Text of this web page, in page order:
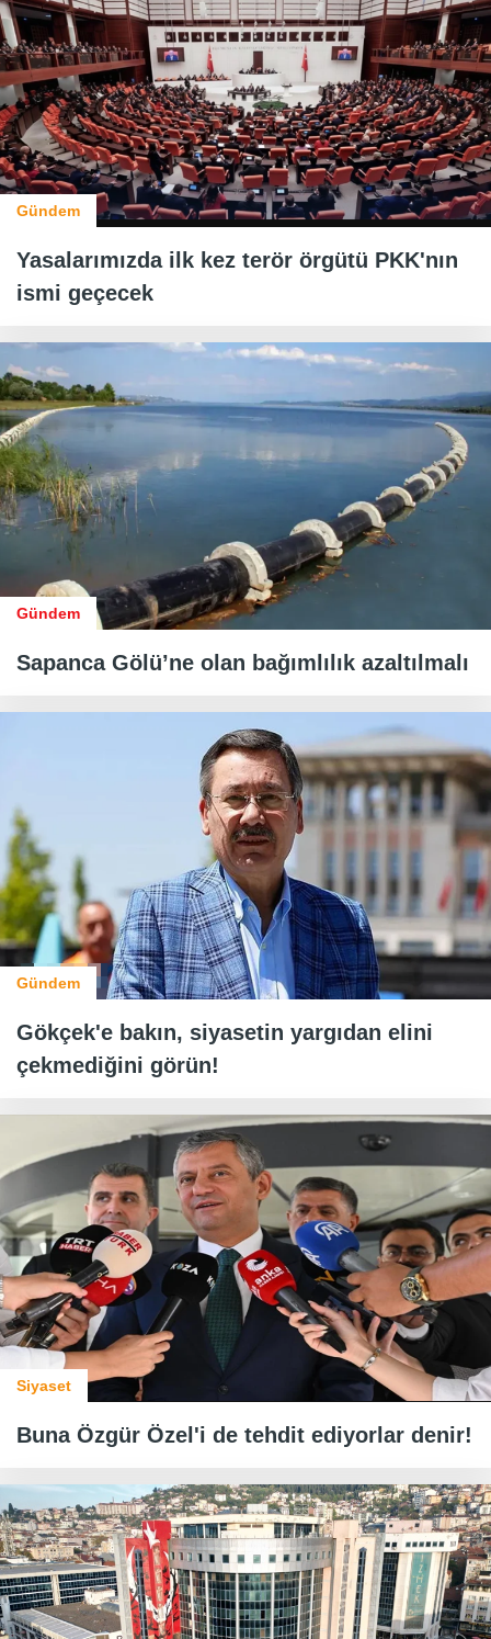
Gündem
Yasalarımızda ilk kez terör örgütü PKK'nın
ismi geçecek
Gündem
Sapanca Gölü’ne olan bağımlılık azaltılmalı
Gündem
Gökçek'e bakın, siyasetin yargıdan elini
çekmediğini görün!
Siyaset
Buna Özgür Özel'i de tehdit ediyorlar denir!